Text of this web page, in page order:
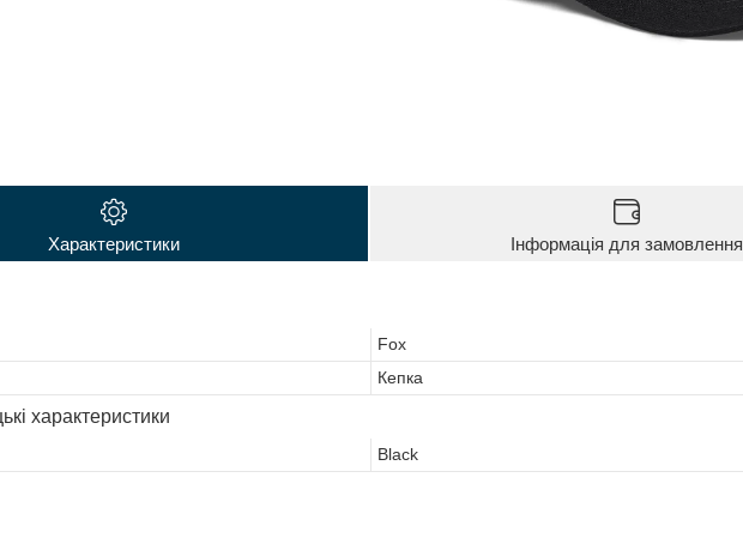
Характеристики Інформація для замовлення
Fox
Кепка
характеристики
Black